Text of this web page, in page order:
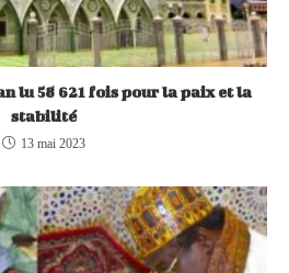
lu 58 621 fois pour la paix et la
stabilité
13 mai 2023